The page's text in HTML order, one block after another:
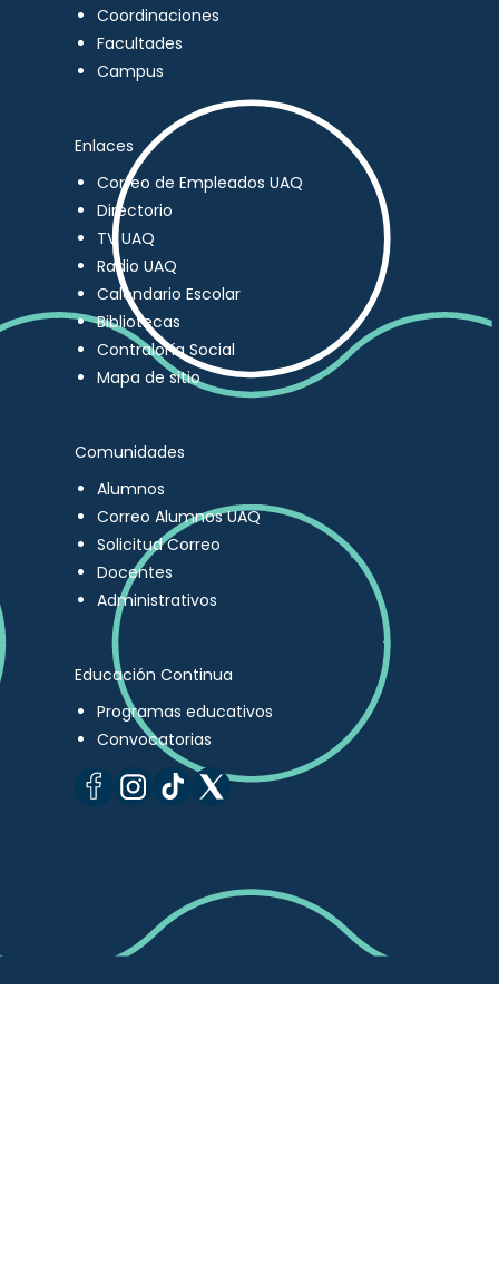
Coordinaciones
Facultades
Campus
Enlaces
Correo de Empleados UAQ
Directorio
TV UAQ
Radio UAQ
Calendario Escolar
Bibliotecas
Contraloría Social
Mapa de sitio
Comunidades
Alumnos
Correo Alumnos UAQ
Solicitud Correo
Docentes
Administrativos
Educación Continua
Programas educativos
Convocatorias